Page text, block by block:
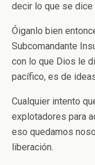
decir lo que se dice
Óiganlo bien
Subcomandante
con lo que Dios le
pacífico, es de
Cualquier intento
explotadores para
eso quedamos
liberación.